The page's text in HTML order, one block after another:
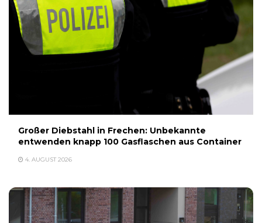
Großer Diebstahl in Frechen: Unbekannte
entwenden knapp 100 Gasflaschen aus Container
4. AUGUST 2026